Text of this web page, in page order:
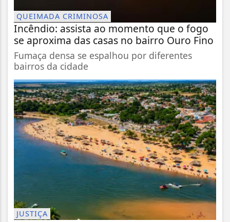
QUEIMADA CRIMINOSA
Incêndio: assista ao momento que o fogo
se aproxima das casas no bairro Ouro Fino
Fumaça densa se espalhou por diferentes
bairros da cidade
JUSTIÇA